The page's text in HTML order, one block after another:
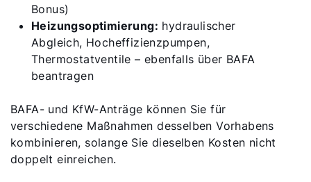
Bonus)
Heizungsoptimierung: hydraulischer
Abgleich, Hocheffizienzpumpen,
Thermostatventile – ebenfalls über BAFA
beantragen
BAFA- und KfW-Anträge können Sie für
verschiedene Maßnahmen desselben Vorhabens
kombinieren, solange Sie dieselben Kosten nicht
doppelt einreichen.